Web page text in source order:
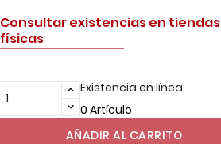
Consultar existencias en tiendas
físicas
Existencia en línea:
0 Artículo
AÑADIR AL CARRITO